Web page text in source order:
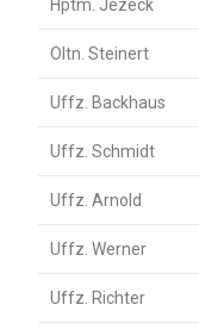
Hptm. Jezeck
Oltn. Steinert
Uffz. Backhaus
Uffz. Schmidt
Uffz. Arnold
Uffz. Werner
Uffz. Richter